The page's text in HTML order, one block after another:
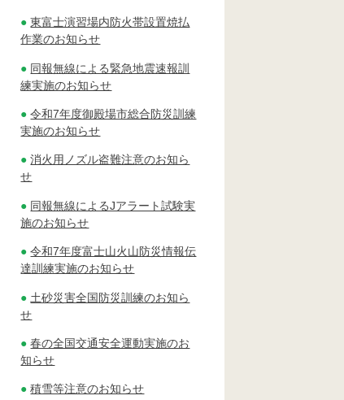
東富士演習場内防火帯設置焼払
作業のお知らせ
同報無線による緊急地震速報訓
練実施のお知らせ
令和7年度御殿場市総合防災訓練
実施のお知らせ
消火用ノズル盗難注意のお知ら
せ
同報無線によるJアラート試験実
施のお知らせ
令和7年度富士山火山防災情報伝
達訓練実施のお知らせ
土砂災害全国防災訓練のお知ら
せ
春の全国交通安全運動実施のお
知らせ
積雪等注意のお知らせ